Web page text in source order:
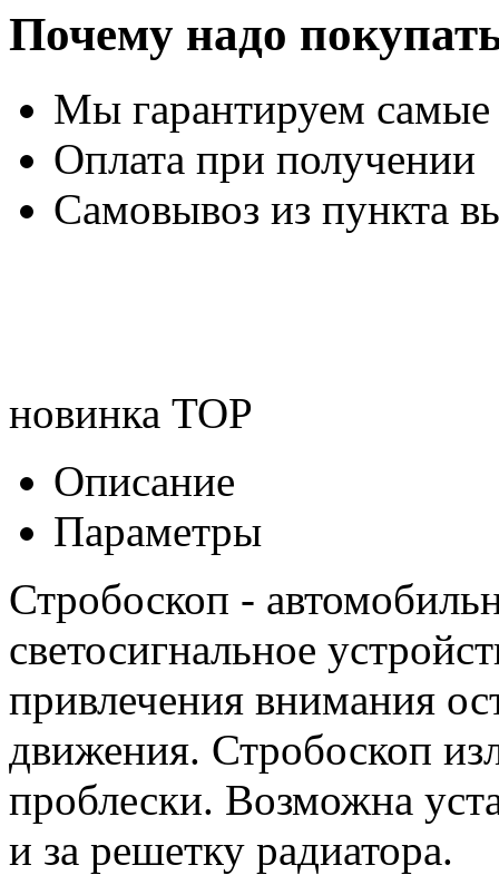
Почему надо
Мы гарантируем
Оплата при получении
Самовывоз из пункта
новинка TOP
Описание
Параметры
Стробоскоп -
светосигнальное
привлечения внимания
движения. Стробоскоп
проблески. Возможна
и за решетку радиатора.